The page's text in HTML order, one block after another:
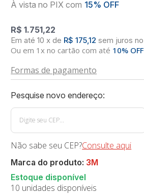
R$ 1.751,22
10 x de R$ 175,12 sem juros no
Ou em 1x no cartão com até 10% OFF
Formas de pagamento
Não sabe seu CEP?Consulte aqui
10 unidades disponíveis
Marca do produto: 3M